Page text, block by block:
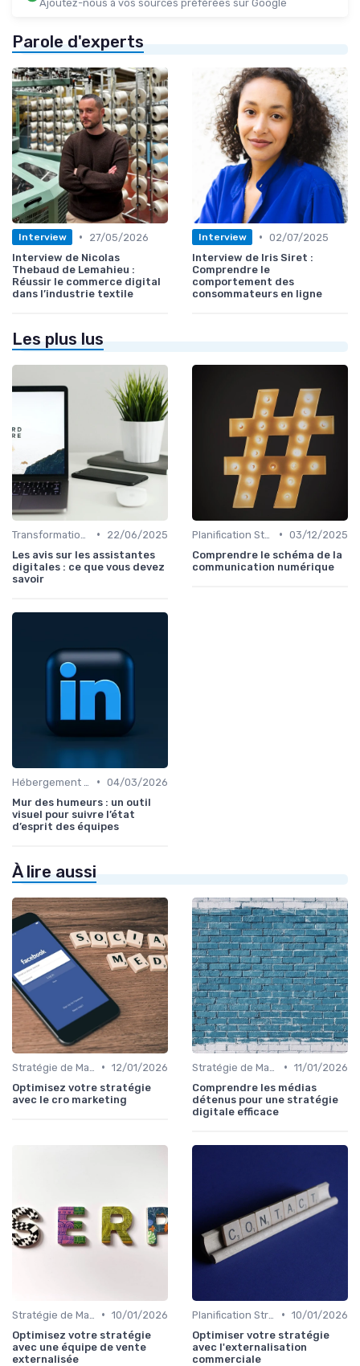
Ajoutez-nous à vos sources préférées sur Google
Parole d'experts
Interview •
27/05/2026
Interview de Nicolas
Thebaud de Lemahieu :
Réussir le commerce digital
dans l’industrie textile
Interview • 02/07/2025
Interview de Iris Siret :
Comprendre le
comportement des
consommateurs en ligne
Les plus lus
•
22/06/2025
Les avis sur les assistantes
digitales : ce que vous devez
savoir
• 03/12/2025
Comprendre le schéma de la
communication numérique
• 04/03/2026
Mur des humeurs : un outil
visuel pour suivre l’état
d’esprit des équipes
À lire aussi
• 12/01/2026
Optimisez votre stratégie
avec le cro marketing
• 11/01/2026
Comprendre les médias
détenus pour une stratégie
digitale efficace
• 10/01/2026
Optimisez votre stratégie
avec une équipe de vente
externalisée
• 10/01/2026
Optimiser votre stratégie
avec l'externalisation
commerciale